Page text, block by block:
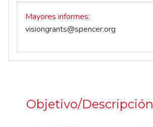
Mayores informes
visiongrants@spencer.org
Objetivo/Descripción